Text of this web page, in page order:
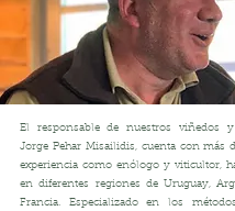
El responsable de nuestros viñedos y
Jorge Pehar Misailidis, cuenta con más
experiencia como enólogo y viticultor,
en diferentes regiones de Uruguay,
Francia. Especializado en los